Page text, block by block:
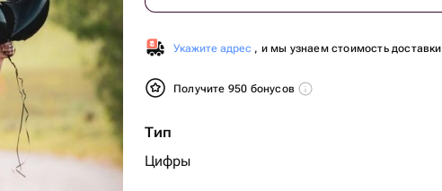
Укажите адрес , и мы узнаем стоимость доставки
Получите 950 бонусов
Тип
Цифры